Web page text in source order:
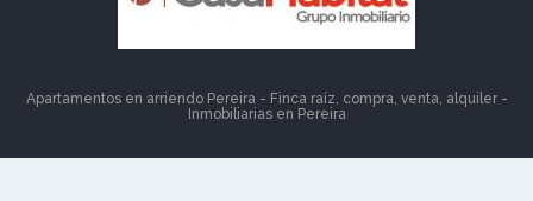
Apartamentos en arriendo Pereira - Finca raíz, compra, venta, alquiler -
Inmobiliarias en Pereira